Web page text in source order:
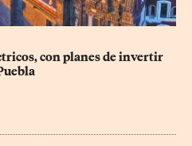
con planes de invertir